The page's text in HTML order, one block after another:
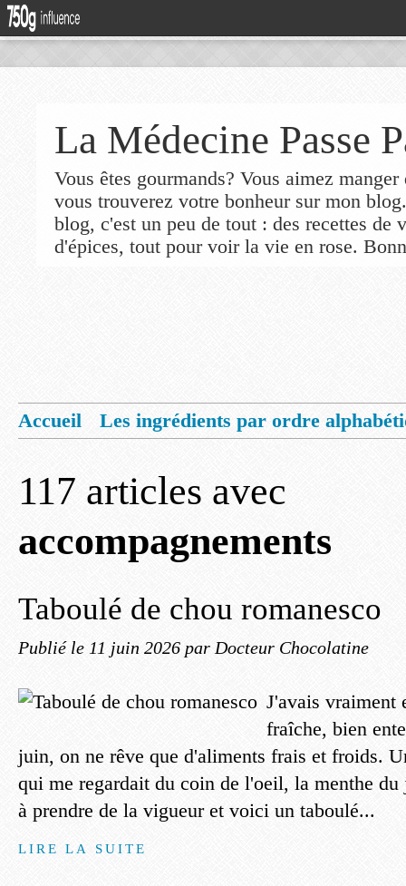
La Médecine Passe
Vous êtes gourmands? Vous aimez
vous trouverez votre bonheur sur mon
blog, c'est un peu de tout : des recettes de
d'épices, tout pour voir la vie en rose.
Accueil
Les ingrédients par ordre
117 articles avec
accompagnements
Taboulé de chou romanesco
Publié le 11 juin 2026 par Docteur Chocolatine
J'avais vraiment
fraîche, bien
juin, on ne rêve que d'aliments frais et froids.
qui me regardait du coin de l'oeil, la menthe
à prendre de la vigueur et voici un taboulé...
LIRE LA SUITE